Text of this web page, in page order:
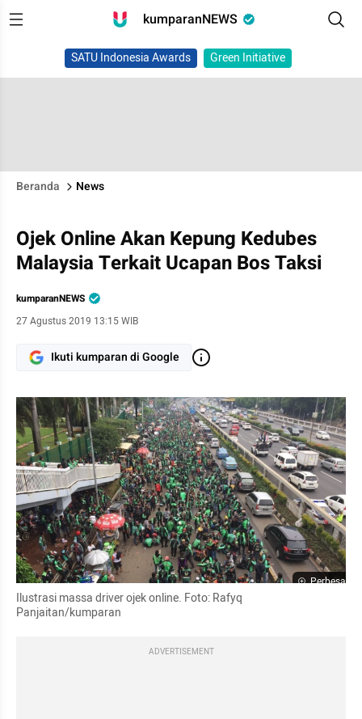
kumparanNEWS
SATU Indonesia Awards Green Initiative
Beranda News
Ojek Online Akan Kepung Kedubes
Malaysia Terkait Ucapan Bos Taksi
kumparanNEWS
27 Agustus 2019 13:15 WIB
Ikuti kumparan di Google
Perbesar
Ilustrasi massa driver ojek online. Foto: Rafyq
Panjaitan/kumparan
ADVERTISEMENT